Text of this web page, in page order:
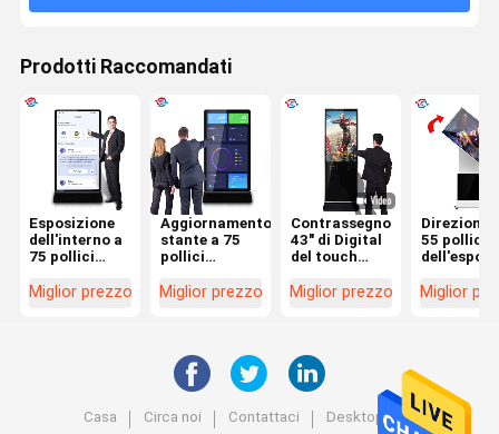
Prodotti Raccomandati
Esposizione
dell'interno a
75 pollici
contrassegno
Miglior prezzo
Aggiornamento
stante a 75
pollici
LCD
digitale
Miglior prezzo
Contrassegno
43" di Digital
del touch
interazione
Miglior prezzo
Direzione
55 pollici
a chiave
fra il
verticale
Miglior
Casa Circa noi Contattaci Desktop Site